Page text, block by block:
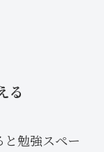
る
勉強スペー